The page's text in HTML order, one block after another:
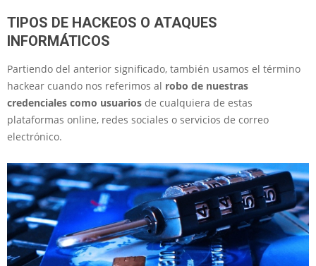
TIPOS DE HACKEOS O ATAQUES
INFORMÁTICOS
Partiendo del anterior significado, también usamos el término
hackear cuando nos referimos al robo de nuestras
credenciales como usuarios de cualquiera de estas
plataformas online, redes sociales o servicios de correo
electrónico.